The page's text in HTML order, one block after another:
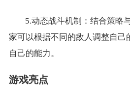
5.动态战斗机制：结合策略
家可以根据不同的敌人调整自己
自己的能力。
游戏亮点